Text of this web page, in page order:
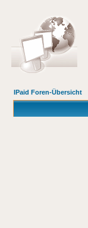
IPaid Foren-Übersicht